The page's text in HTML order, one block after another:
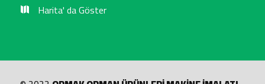
Harita' da Göster